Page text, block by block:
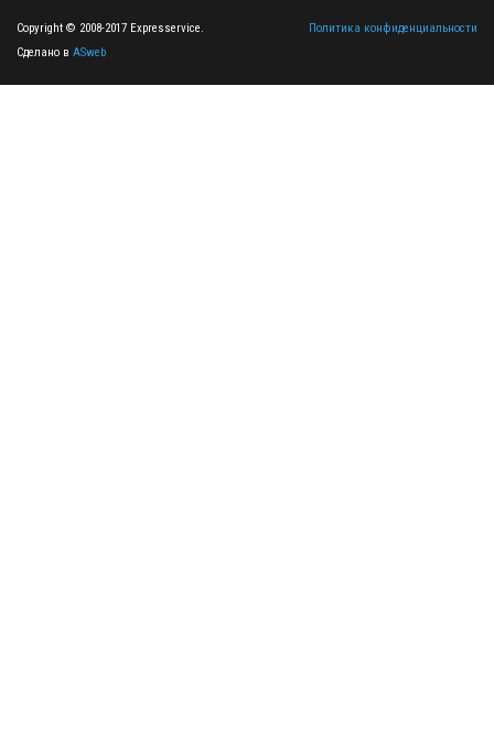
Copyright © 2008-2017 Expresservice.
Сделано в ASweb
Политика конфиденциальности